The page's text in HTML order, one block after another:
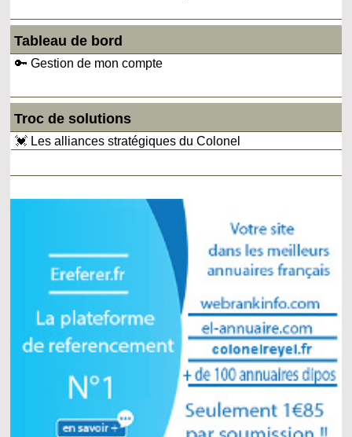
Tableau de bord
🔑 Gestion de mon compte
Troc de solutions
💓 Les alliances stratégiques du Colonel